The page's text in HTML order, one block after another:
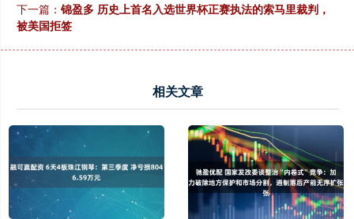
下一篇： 锦盈多 历史上首名入选世界杯正赛执法的索马里裁判，
被美国拒签
相关文章